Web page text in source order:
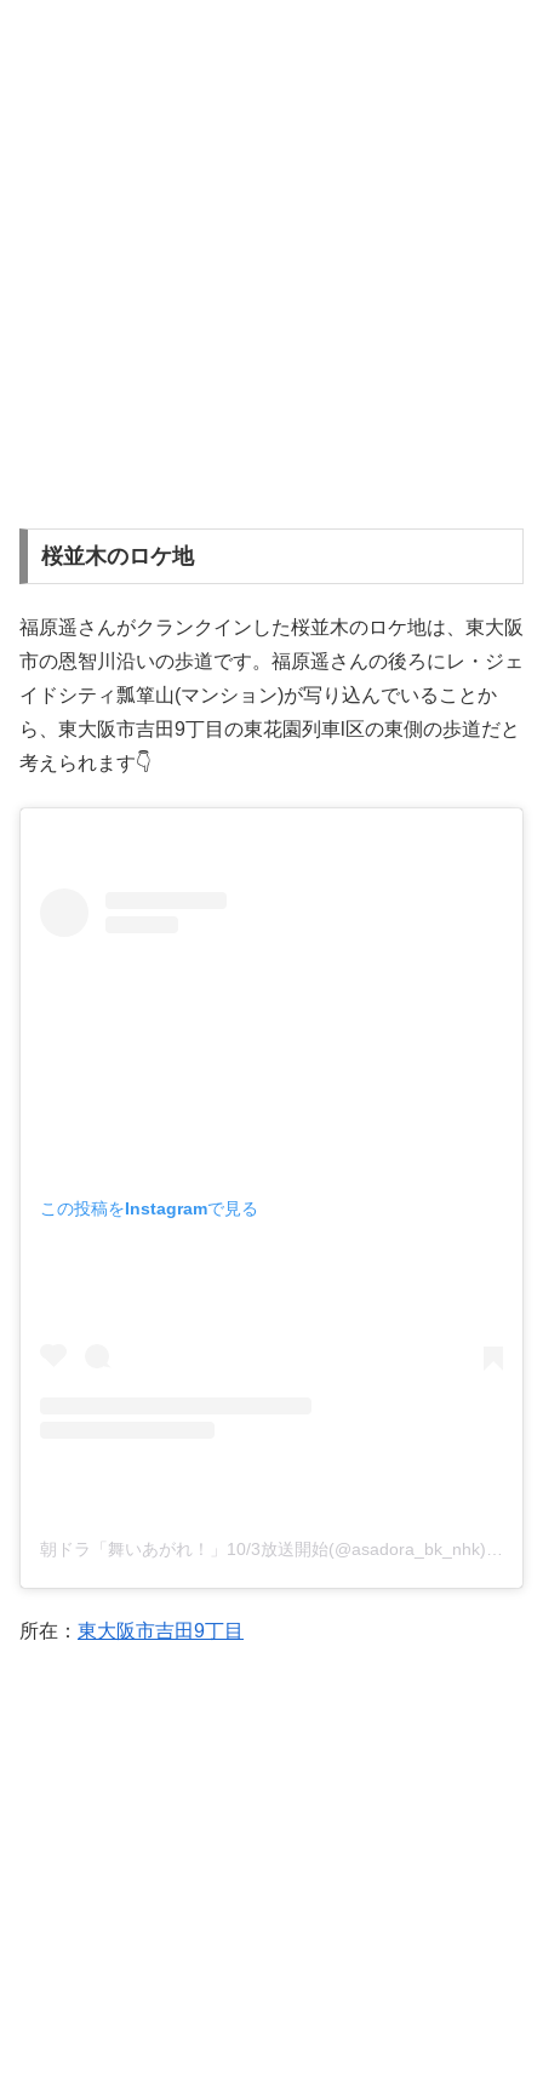
桜並木のロケ地
福原遥さんがクランクインした桜並木のロケ地は、東大阪
市の恩智川沿いの歩道です。福原遥さんの後ろにレ・ジェ
イドシティ瓢箪山(マンション)が写り込んでいることか
ら、東大阪市吉田9丁目の東花園列車l区の東側の歩道だと
考えられます👇
この投稿をInstagramで見る
所在： 東大阪市吉田9丁目